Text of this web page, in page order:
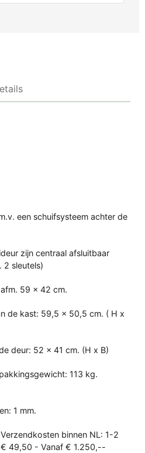
een schuifsysteem achter de
zijn centraal afsluitbaar
2 sleutels)
59 x 42 cm.
de kast: 59,5 x 50,5 cm. ( H x
deur: 52 x 41 cm. (H x B)
113 kg.
1 mm.
binnen NL: 1-2
49,50 - Vanaf € 1.250,--